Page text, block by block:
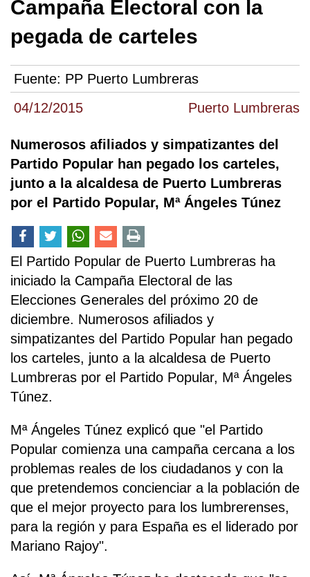
04/12/2015 Puerto Lumbreras
Campaña Electoral con la
pegada de carteles
Fuente: PP Puerto Lumbreras
Numerosos afiliados y simpatizantes del
Partido Popular han pegado los carteles,
junto a la alcaldesa de Puerto Lumbreras
por el Partido Popular, Mª Ángeles Túnez
El Partido Popular de Puerto Lumbreras ha
iniciado la Campaña Electoral de las
Elecciones Generales del próximo 20 de
diciembre. Numerosos afiliados y
simpatizantes del Partido Popular han pegado
los carteles, junto a la alcaldesa de Puerto
Lumbreras por el Partido Popular, Mª Ángeles
Túnez.
Mª Ángeles Túnez explicó que "el Partido
Popular comienza una campaña cercana a los
problemas reales de los ciudadanos y con la
que pretendemos concienciar a la población de
que el mejor proyecto para los lumbrerenses,
para la región y para España es el liderado por
Mariano Rajoy".